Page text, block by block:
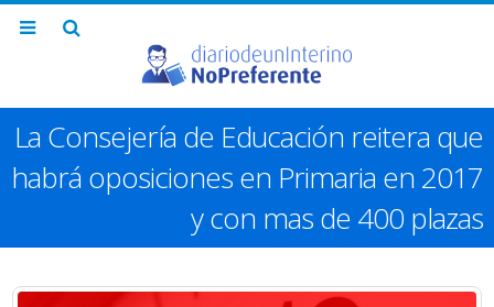
La Consejería de Educación reitera que
habrá oposiciones en Primaria en 2017
y con mas de 400 plazas